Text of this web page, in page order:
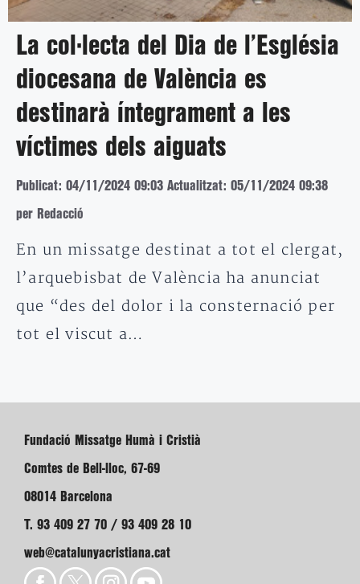
La col·lecta del Dia de l’Església
diocesana de València es
destinarà íntegrament a les
víctimes dels aiguats
Publicat: 04/11/2024 09:03 Actualitzat: 05/11/2024 09:38
per Redacció
En un missatge destinat a tot el clergat,
l’arquebisbat de València ha anunciat
que “des del dolor i la consternació per
tot el viscut a…
Fundació Missatge Humà i Cristià
Comtes de Bell-lloc, 67-69
08014 Barcelona
T. 93 409 27 70 / 93 409 28 10
web@catalunyacristiana.cat